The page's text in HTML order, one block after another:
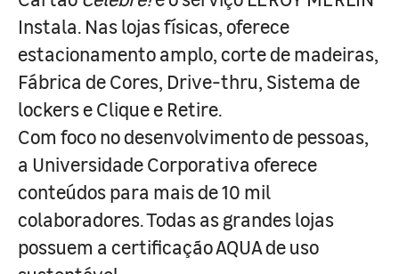
Instala. Nas lojas físicas, oferece
estacionamento amplo, corte de madeiras,
Fábrica de Cores, Drive-thru, Sistema de
lockers e Clique e Retire.
Com foco no desenvolvimento de pessoas,
a Universidade Corporativa oferece
conteúdos para mais de 10 mil
colaboradores. Todas as grandes lojas
possuem a certificação AQUA de uso